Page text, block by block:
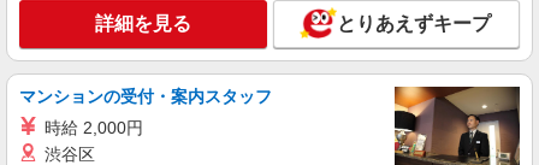
LAPI-Staff株式会社 関西エリア/軽作業
おもちゃ・玩具などの仕分け・シール貼り・梱
包
時給1,750円以上（深夜手当含む）＋交通費全
翌6時 週5日勤務の場合） 時給1,750円×8h×22日勤
兵庫県神戸市中央区 ★上記以外にも多数派遣
詳細を見る とりあえずキープ
マンションの受付・案内スタッフ
時給 2,000円
渋谷区